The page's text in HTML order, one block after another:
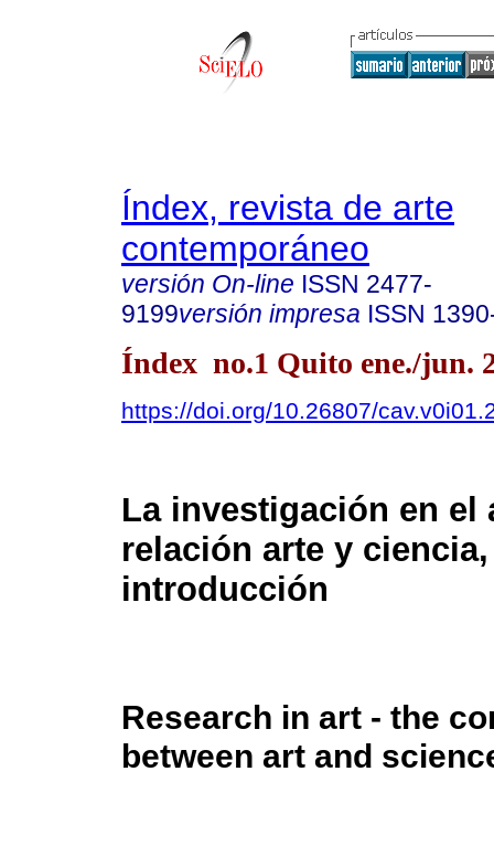
Índex, revista de arte
contemporáneo
versión On-line ISSN 2477-
9199versión impresa ISSN
Índex no.1 Quito ene./jun.
https://doi.org/10.26807/
La investigación en el
relación arte y
introducción
Research in art - the
between art and